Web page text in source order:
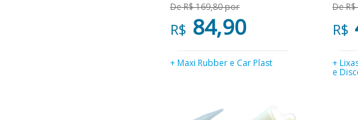
De R$ 169,80 por
R$ 84,90
+ Maxi Rubber e Car Plast
De
R$
+
e